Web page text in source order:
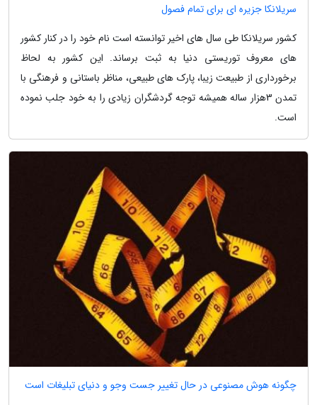
سریلانکا جزیره ای برای تمام فصول
کشور سریلانکا طی سال های اخیر توانسته است نام خود را در کنار کشور
های معروف توریستی دنیا به ثبت برساند. این کشور به لحاظ
برخورداری از طبیعت زیبا، پارک های طبیعی، مناظر باستانی و فرهنگی با
تمدن 3‬هزار ساله همیشه توجه گردشگران زیادی را به خود جلب نموده
است.
چگونه هوش مصنوعی در حال تغییر جست وجو و دنیای تبلیغات است